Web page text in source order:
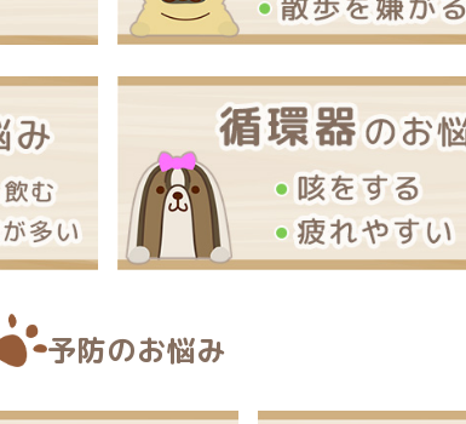
予防のお悩み